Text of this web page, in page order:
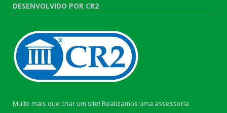
DESENVOLVIDO POR CR2
Muito mais que criar um site! Realizamos uma assessoria